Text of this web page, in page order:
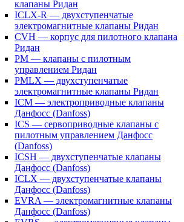
клапаны Ридан
ICLX-R — двухступенчатые
электромагнитные клапаны Ридан
CVH — корпус для пилотного клапана
Ридан
PM — клапаны с пилотным
управлением Ридан
PMLX — двухступенчатые
электромагнитные клапаны Ридан
ICM — электроприводные клапаны
Данфосс (Danfoss)
ICS — сервоприводные клапаны с
пилотным управлением Данфосс
(Danfoss)
ICSH — двухступенчатые клапаны
Данфосс (Danfoss)
ICLX — двухступенчатые клапаны
Данфосс (Danfoss)
EVRA — электромагнитные клапаны
Данфосс (Danfoss)